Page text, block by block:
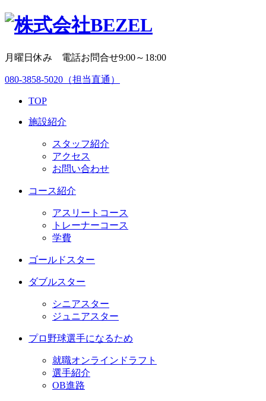
月曜日休み 電話お問合せ9:00～18:00
080-3858-5020 （担当直通）
TOP
施設紹介
スタッフ紹介
アクセス
お問い合わせ
コース紹介
アスリートコース
トレーナーコース
学費
ゴールドスター
ダブルスター
シニアスター
ジュニアスター
プロ野球選手になるため
就職オンラインドラフト
選手紹介
OB進路